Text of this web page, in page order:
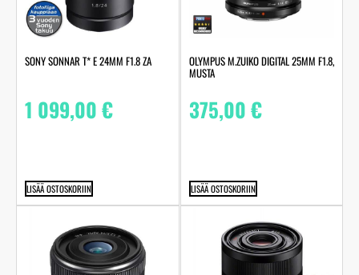
SONY SONNAR T* E 24MM F1.8 ZA
1 099,00€
LISÄÄ OSTOSKORIIN
OLYMPUS M.ZUIKO DIGITAL 25MM F1.8,
MUSTA
375,00€
LISÄÄ OSTOSKORIIN